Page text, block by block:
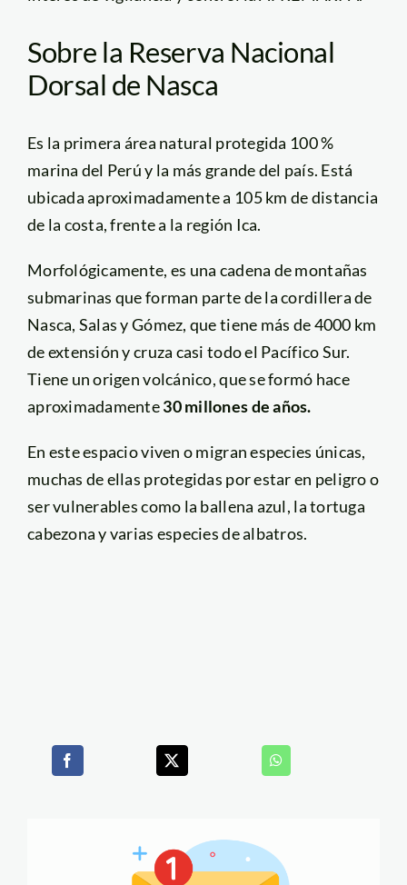
Sobre la Reserva Nacional
Dorsal de Nasca
Es la primera área natural protegida 100 %
marina del Perú y la más grande del país. Está
ubicada aproximadamente a 105 km de distancia
de la costa, frente a la región Ica.
Morfológicamente, es una cadena de montañas
submarinas que forman parte de la cordillera de
Nasca, Salas y Gómez, que tiene más de 4000 km
de extensión y cruza casi todo el Pacífico Sur.
Tiene un origen volcánico, que se formó hace
aproximadamente30 millones de años.
En este espacio viven o migran especies únicas,
muchas de ellas protegidas por estar en peligro o
ser vulnerables como la ballena azul, la tortuga
cabezona y varias especies de albatros.